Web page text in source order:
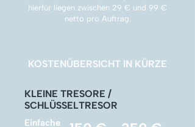
hierfür liegen zwischen 29 € und 99 €
netto pro Auftrag.
KOSTENÜBERSICHT IN KÜRZE
KLEINE TRESORE /
SCHLÜSSELTRESOR
Einfache